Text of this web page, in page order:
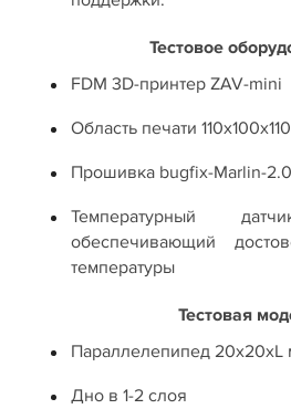
Тестовое
FDM 3D‐принтер ZAV‐mini
Область печати
Прошивка
Температурный
обеспечивающий
температуры
Тестовая
Параллелепипед 20х20хL
Дно в 1-2 слоя